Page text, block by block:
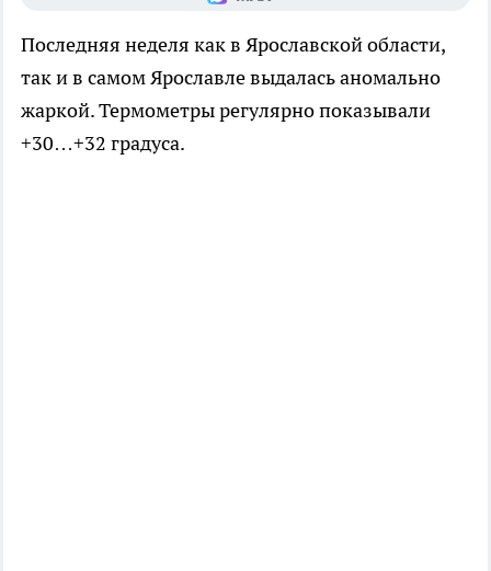
Последняя неделя как в Ярославской области,
так и в самом Ярославле выдалась аномально
жаркой. Термометры регулярно показывали
+30…+32 градуса.